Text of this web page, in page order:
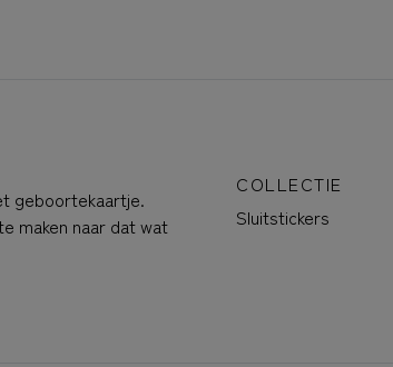
geboortekaartje.
maken naar dat wat
set 'Bergen'
COLLECTIE
Sluitstickers